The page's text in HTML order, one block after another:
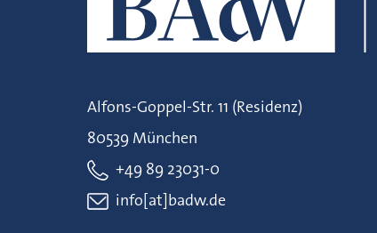
Alfons-Goppel-Str. 11 (Residenz)
80539 München
+49 89 23031-0
info[at]badw.de